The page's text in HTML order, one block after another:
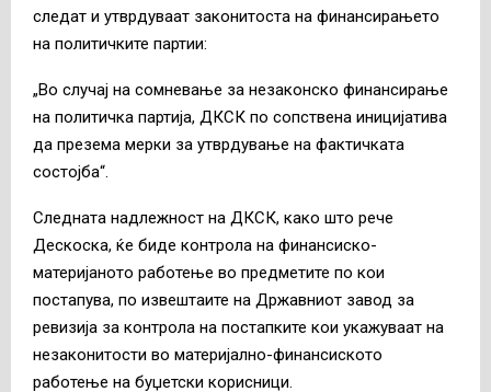
следат и утврдуваат законитоста на финансирањето
на политичките партии:
„Во случај на сомневање за незаконско финансирање
на политичка партија, ДКСК по сопствена иницијатива
да презема мерки за утврдување на фактичката
состојба“.
Следната надлежност на ДКСК, како што рече
Дескоска, ќе биде контрола на финансиско-
материјаното работење во предметите по кои
постапува, по извештаите на Државниот завод за
ревизија за контрола на постапките кои укажуваат на
незаконитости во материјално-финансиското
работење на буџетски корисници.